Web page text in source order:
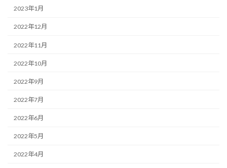
2023年1月
2022年12月
2022年11月
2022年10月
2022年9月
2022年7月
2022年6月
2022年5月
2022年4月